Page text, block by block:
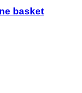
basket